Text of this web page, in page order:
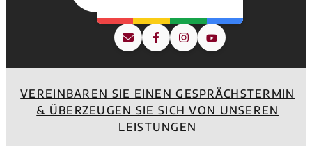
VEREINBAREN SIE EINEN GESPRÄCHSTERMIN
& ÜBERZEUGEN SIE SICH VON UNSEREN
LEISTUNGEN